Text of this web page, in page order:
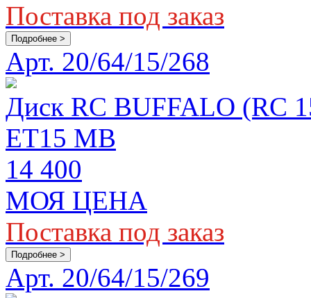
Поставка под заказ
Подробнее >
Арт. 20/64/15/268
Диск RC BUFFALO (RC
ET15 MB
14 400
МОЯ ЦЕНА
Поставка под заказ
Подробнее >
Арт. 20/64/15/269